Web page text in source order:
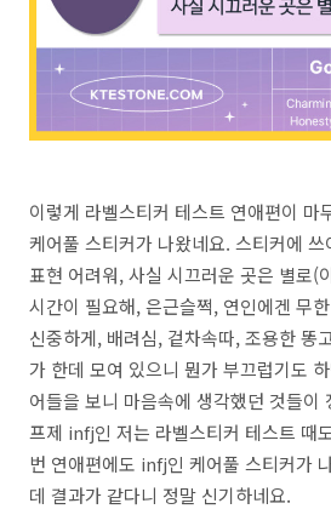
이렇게 라벨스티커 테스트 연애편이 마
케어풀 스티커가 나왔네요. 스티커에
표현 어려워, 사실 시끄러운 곳은 별로(
시간이 필요해, 은근슬쩍, 연인에겐 무
신중하게, 배려심, 겉차속따, 조용한 똥
가 한데 모여 있으니 뭔가 부끄럽기도
어들을 보니 마음속에 생각했던 것들이
프제 infj인 저는 라벨스티커 테스트 때
번 연애편에도 infj인 케어풀 스티커가
데 결과가 같다니 정말 신기하네요.